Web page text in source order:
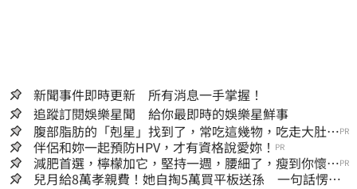
新聞事件即時更新 所有消息一手掌握！
追蹤訂閱娛樂星聞 給你最即時的娛樂星鮮事
腹部脂肪的「剋星」找到了，常吃這幾物，吃走大肚
囊，瘦出小蠻腰
PR
伴侶和妳一起預防HPV，才有資格說愛妳！ PR
減肥首選，檸檬加它，堅持一週，腰細了，瘦到你懷疑
人生
PR
兒月給8萬孝親費！她自掏5萬買平板送孫 一句話愣原